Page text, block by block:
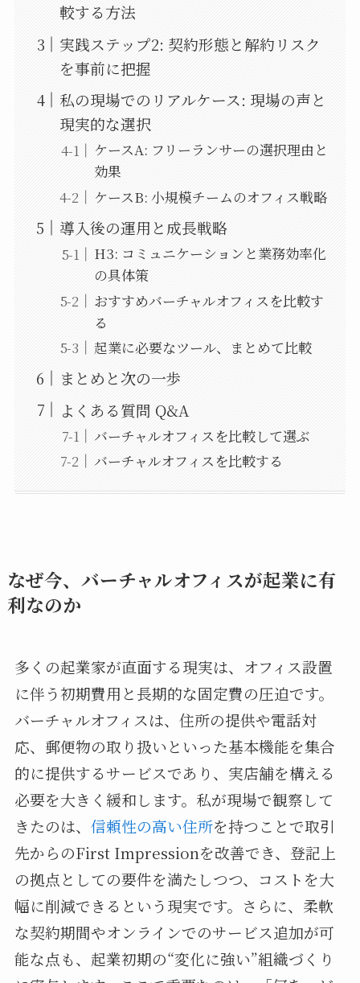
較する方法
実践ステップ2: 契約形態と解約リスク
を事前に把握
私の現場でのリアルケース: 現場の声と
現実的な選択
ケースA: フリーランサーの選択理由と
効果
ケースB: 小規模チームのオフィス戦略
導入後の運用と成長戦略
H3: コミュニケーションと業務効率化
の具体策
おすすめバーチャルオフィスを比較す
る
起業に必要なツール、まとめて比較
まとめと次の一歩
よくある質問 Q&A
バーチャルオフィスを比較して選ぶ
バーチャルオフィスを比較する
なぜ今、バーチャルオフィスが起業に有
利なのか
多くの起業家が直面する現実は、オフィス設置
に伴う初期費用と長期的な固定費の圧迫です。
バーチャルオフィスは、住所の提供や電話対
応、郵便物の取り扱いといった基本機能を集合
的に提供するサービスであり、実店舗を構える
必要を大きく緩和します。私が現場で観察して
きたのは、 信頼性の高い住所を持つことで取引
先からのFirst Impressionを改善でき、登記上
の拠点としての要件を満たしつつ、コストを大
幅に削減できるという現実です。さらに、柔軟
な契約期間やオンラインでのサービス追加が可
能な点も、起業初期の“変化に強い”組織づくり